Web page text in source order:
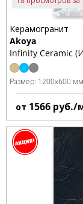
Керамогранит
Akoya
Infinity Ceramic
Размер: 1200x600 мм
от 1566 руб./